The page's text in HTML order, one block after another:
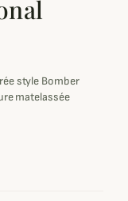
style Bomber
matelassée